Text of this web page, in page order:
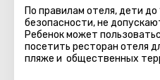
По правилам отеля, дети до
безопасности, не
Ребенок может
посетить ресторан отеля
пляже и общественных